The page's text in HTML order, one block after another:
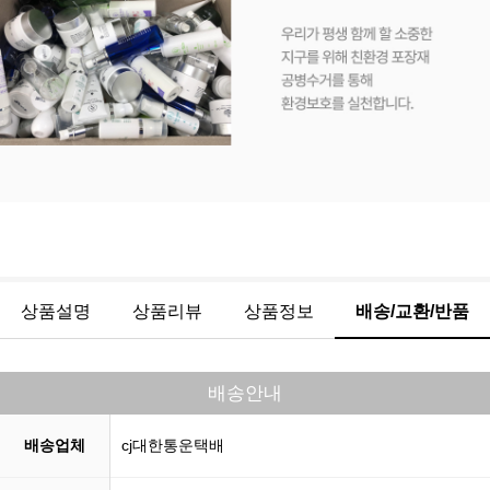
상품설명 상품리뷰 상품정보 배송/교환/반품
배송안내
배송업체 cj대한통운택배